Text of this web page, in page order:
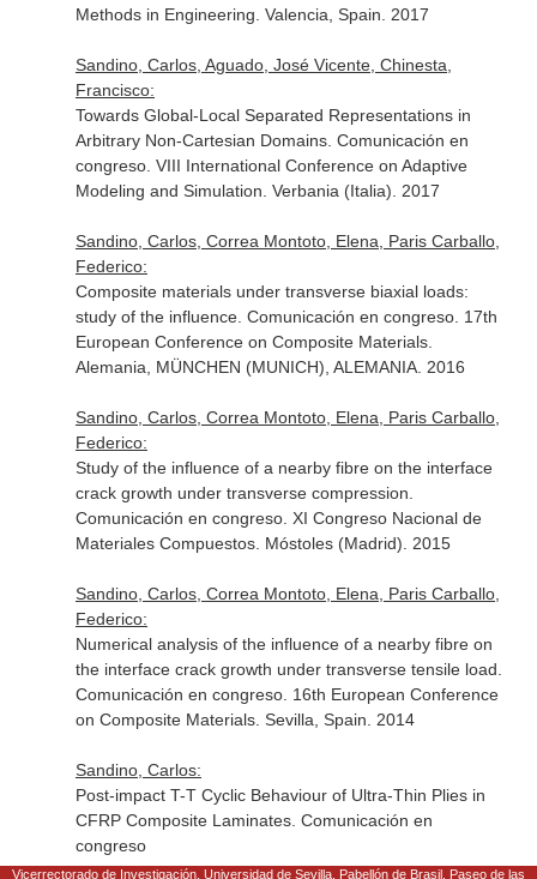
Methods in Engineering. Valencia, Spain. 2017
Sandino, Carlos, Aguado, José Vicente, Chinesta,
Francisco:
Towards Global-Local Separated Representations in
Arbitrary Non-Cartesian Domains. Comunicación en
congreso. VIII International Conference on Adaptive
Modeling and Simulation. Verbania (Italia). 2017
Sandino, Carlos, Correa Montoto, Elena, Paris Carballo,
Federico:
Composite materials under transverse biaxial loads:
study of the influence. Comunicación en congreso. 17th
European Conference on Composite Materials.
Alemania, MÜNCHEN (MUNICH), ALEMANIA. 2016
Sandino, Carlos, Correa Montoto, Elena, Paris Carballo,
Federico:
Study of the influence of a nearby fibre on the interface
crack growth under transverse compression.
Comunicación en congreso. XI Congreso Nacional de
Materiales Compuestos. Móstoles (Madrid). 2015
Sandino, Carlos, Correa Montoto, Elena, Paris Carballo,
Federico:
Numerical analysis of the influence of a nearby fibre on
the interface crack growth under transverse tensile load.
Comunicación en congreso. 16th European Conference
on Composite Materials. Sevilla, Spain. 2014
Sandino, Carlos:
Post-impact T-T Cyclic Behaviour of Ultra-Thin Plies in
CFRP Composite Laminates. Comunicación en
congreso
Vicerrectorado de Investigación. Universidad de Sevilla. Pabellón de Brasil. Paseo de las